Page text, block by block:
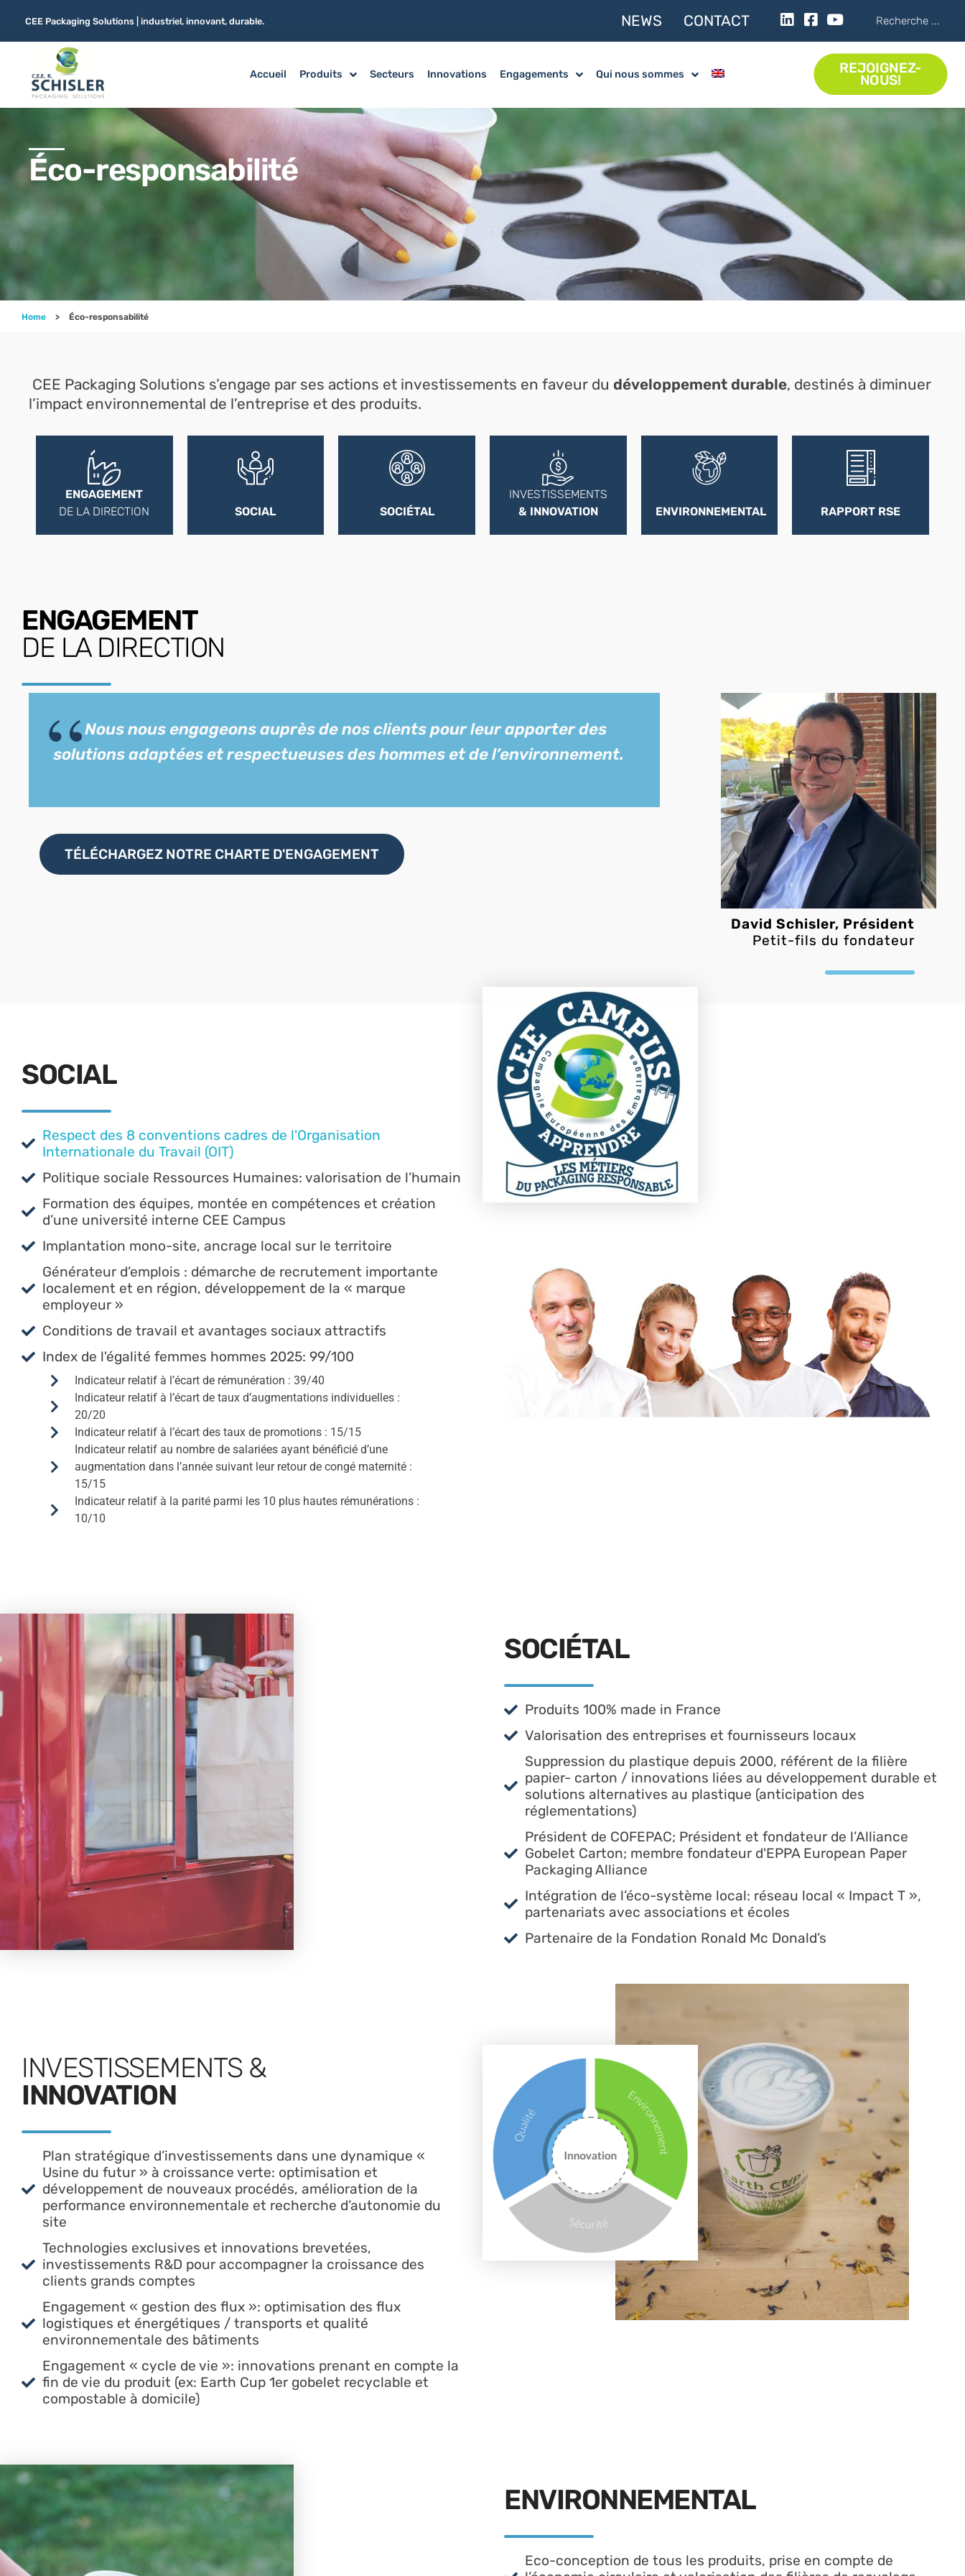
CEE Packaging Solutions | industriel, innovant, durable. NEWS CONTACT
CEE Packaging Solutions
Emballages papier carton innovants et durables
Accueil Produits Secteurs Innovations Engagements Qui nous sommes REJOIGNEZ-
NOUS!
Éco-responsabilité
Home > Éco-responsabilité
CEE Packaging Solutions s’engage par ses actions et investissements en faveur du développement durable, destinés à diminuer
l’impact environnemental de l’entreprise et des produits.
ENGAGEMENT
DE LA DIRECTION
SOCIAL SOCIÉTAL
INVESTISSEMENTS
& INNOVATION
ENVIRONNEMENTAL RAPPORT RSE
ENGAGEMENT
DE LA DIRECTION
Nous nous engageons auprès de nos clients pour leur apporter des
solutions adaptées et respectueuses des hommes et de l’environnement.
TÉLÉCHARGEZ NOTRE CHARTE D'ENGAGEMENT
David Schisler, Président
Petit-fils du fondateur
SOCIAL
Respect des 8 conventions cadres de l'Organisation
Internationale du Travail (OIT)
Politique sociale Ressources Humaines: valorisation de l’humain
Formation des équipes, montée en compétences et création
d’une université interne CEE Campus
Implantation mono-site, ancrage local sur le territoire
Générateur d’emplois : démarche de recrutement importante
localement et en région, développement de la « marque
employeur »
Conditions de travail et avantages sociaux attractifs
Index de l'égalité femmes hommes 2025: 99/100
Indicateur relatif à l’écart de rémunération : 39/40
Indicateur relatif à l’écart de taux d’augmentations individuelles :
20/20
Indicateur relatif à l’écart des taux de promotions : 15/15
Indicateur relatif au nombre de salariées ayant bénéficié d’une
augmentation dans l’année suivant leur retour de congé maternité :
15/15
Indicateur relatif à la parité parmi les 10 plus hautes rémunérations :
10/10
SOCIÉTAL
Produits 100% made in France
Valorisation des entreprises et fournisseurs locaux
Suppression du plastique depuis 2000, référent de la filière
papier- carton / innovations liées au développement durable et
solutions alternatives au plastique (anticipation des
réglementations)
Président de COFEPAC; Président et fondateur de l’Alliance
Gobelet Carton; membre fondateur d'EPPA European Paper
Packaging Alliance
Intégration de l’éco-système local: réseau local « Impact T »,
partenariats avec associations et écoles
Partenaire de la Fondation Ronald Mc Donald’s
INVESTISSEMENTS &
INNOVATION
Plan stratégique d’investissements dans une dynamique «
Usine du futur » à croissance verte: optimisation et
développement de nouveaux procédés, amélioration de la
performance environnementale et recherche d’autonomie du
site
Technologies exclusives et innovations brevetées,
investissements R&D pour accompagner la croissance des
clients grands comptes
Engagement « gestion des flux »: optimisation des flux
logistiques et énergétiques / transports et qualité
environnementale des bâtiments
Engagement « cycle de vie »: innovations prenant en compte la
fin de vie du produit (ex: Earth Cup 1er gobelet recyclable et
compostable à domicile)
ENVIRONNEMENTAL
Eco-conception de tous les produits, prise en compte de